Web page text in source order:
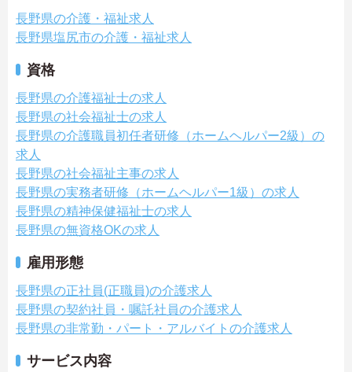
長野県の介護・福祉求人
長野県塩尻市の介護・福祉求人
資格
長野県の介護福祉士の求人
長野県の社会福祉士の求人
長野県の介護職員初任者研修（ホームヘルパー2級）の
求人
長野県の社会福祉主事の求人
長野県の実務者研修（ホームヘルパー1級）の求人
長野県の精神保健福祉士の求人
長野県の無資格OKの求人
雇用形態
長野県の正社員(正職員)の介護求人
長野県の契約社員・嘱託社員の介護求人
長野県の非常勤・パート・アルバイトの介護求人
サービス内容